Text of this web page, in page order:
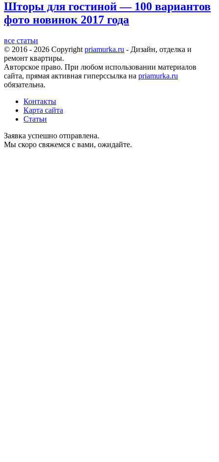
Шторы для гостиной — 100 вариантов
фото новинок 2017 года
все статьи
© 2016 - 2026 Copyright priamurka.ru - Дизайн, отделка и
ремонт квартиры.
Авторское право. При любом использовании материалов
сайта, прямая активная гиперссылка на priamurka.ru
обязательна.
Контакты
Карта сайта
Статьи
Заявка успешно отправлена.
Мы скоро свяжемся с вами, ожидайте.